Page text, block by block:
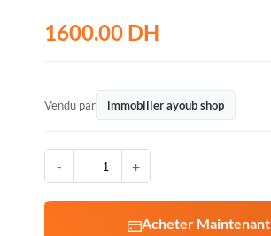
1600.00 DH
Vendu par immobilier ayoub shop
- +
Acheter Maintenant